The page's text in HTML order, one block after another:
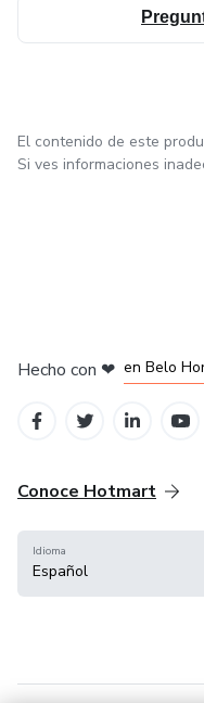
El contenido de este
Si ves informaciones
Hecho con ❤ en Belo
Conoce Hotmart
Idioma
Español